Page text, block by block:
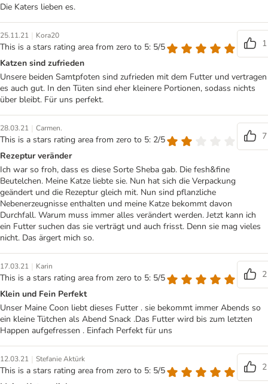
Die Katers lieben es.
25.11.21 | Kora20
This is a stars rating area from zero to 5: 5/5
1
Katzen sind zufrieden
Unsere beiden Samtpfoten sind zufrieden mit dem Futter und vertragen
es auch gut. In den Tüten sind eher kleinere Portionen, sodass nichts
über bleibt. Für uns perfekt.
28.03.21 | Carmen.
This is a stars rating area from zero to 5: 2/5
7
Rezeptur veränder
Ich war so froh, dass es diese Sorte Sheba gab. Die fesh&fine
Beutelchen. Meine Katze liebte sie. Nun hat sich die Verpackung
geändert und die Rezeptur gleich mit. Nun sind pflanzliche
Nebenerzeugnisse enthalten und meine Katze bekommt davon
Durchfall. Warum muss immer alles verändert werden. Jetzt kann ich
ein Futter suchen das sie verträgt und auch frisst. Denn sie mag vieles
nicht. Das ärgert mich so.
17.03.21 | Karin
This is a stars rating area from zero to 5: 5/5
2
Klein und Fein Perfekt
Unser Maine Coon liebt dieses Futter . sie bekommt immer Abends so
ein kleine Tütchen als Abend Snack .Das Futter wird bis zum letzten
Happen aufgefressen . Einfach Perfekt für uns
12.03.21 | Stefanie Aktürk
This is a stars rating area from zero to 5: 5/5
2